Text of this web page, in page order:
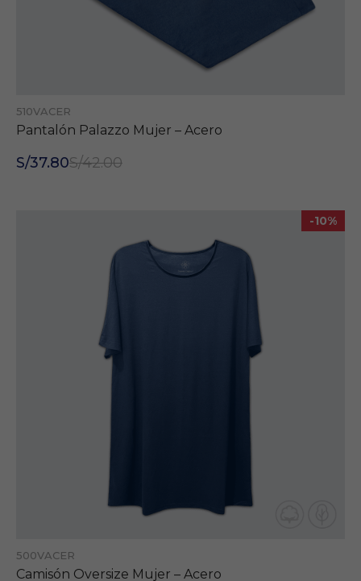
510VACER
Pantalón Palazzo Mujer – Acero
S/37.80S/42.00
-10%
500VACER
Camisón Oversize Mujer – Acero